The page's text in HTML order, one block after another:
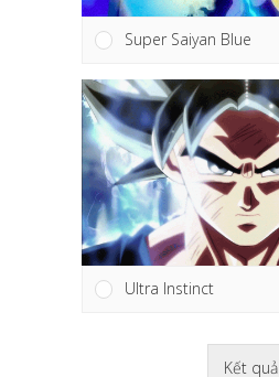
Super Saiyan Blue
Ultra Instinct
Kết quả